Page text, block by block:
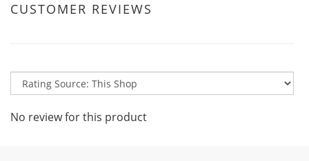
CUSTOMER REVIEWS
No review for this product